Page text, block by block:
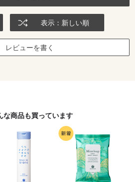
表示：新しい順
レビューを書く
な商品も買っています